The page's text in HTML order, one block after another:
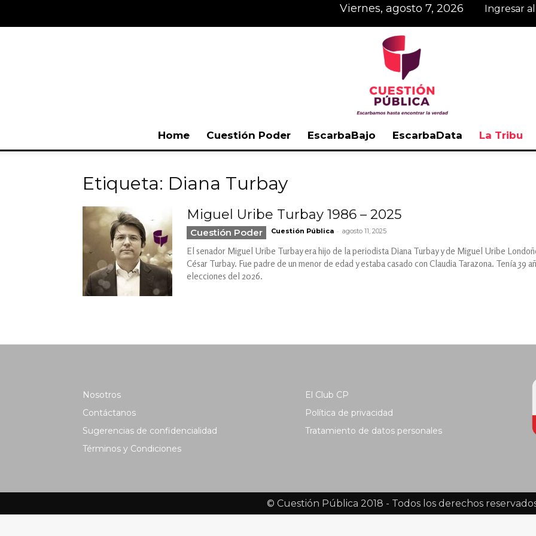
viernes, agosto 7, 2026 Ingresar
Home Cuestión Poder EscarbaBajo EscarbaData La Tribu
Etiqueta: Diana Turbay
Miguel Uribe Turbay 1986 – 2025
Cuestión Poder Cuestión Pública - agosto 11, 2025
El senador Miguel Uribe Turbay era hijo de la periodista Diana Turbay y de Miguel Uribe
César Turbay. Fue padre de un menor de edad y estaba casado con Claudia Tarazona. Tenía 39
elecciones del 2026.
Nosotros
Contáctanos
Sugerencias de confidencialidad
Términos y Condiciones
El Club CP
Política de privacidad
Tratamiento de datos personales
© Cuestión Pública 2018 - Todos los derechos